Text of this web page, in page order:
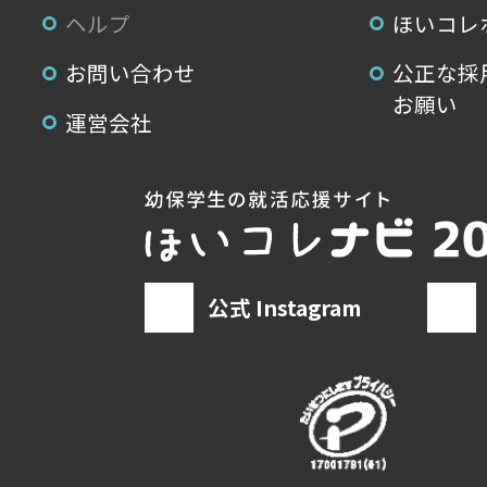
ヘルプ
ほいコ
お問い合わせ
公正な
お願い
運営会社
公式 Instagram